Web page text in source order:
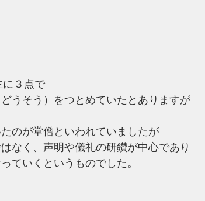
に３点で
うそう）をつとめていたとありますが
のが堂僧といわれていましたが
なく、声明や儀礼の研鑽が中心であり
ていくというものでした。